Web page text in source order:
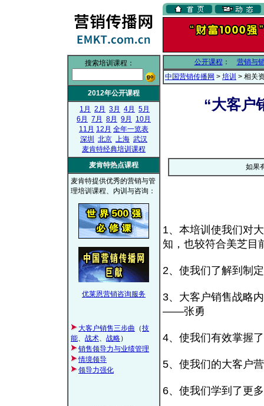
搜索培训课程：
2012年公开课程
1月
2月 3月 4月
5月
6月
7月 8月 9月
10月
11月 12月 全年一览表
深圳
北京 上海 武汉
麦肯特经典培训课程
麦肯特热点课程
麦肯特提供优秀的营销与管
理培训课程、内训与咨询：
优莱恩营销咨询服务
大客户销售三步曲 （技
能、 战术、 战略）
销售领导力与业绩管理
情境领导
领导力强化
公开课程 ： 营销与
中国营销传播网 > 培训 > 相关
“大客户
如果
1、本培训使我们对
知，也较符合美芝
2、使我们了解到制
3、大客户销售战略
——张勇
4、使我们有效掌握
5、使我们的大客户
6、使我们学到了更